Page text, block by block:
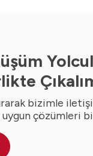
bizimle
uygun çözümleri